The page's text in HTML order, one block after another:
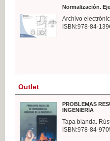
Normalización.
Archivo
ISBN:978-84-
Outlet
PROBLEMAS
INGENIERÍA
Tapa blanda.
ISBN:978-84-